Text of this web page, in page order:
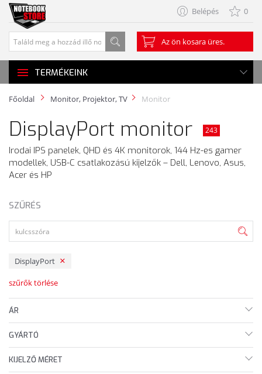
Belépés 0
Az ön kosara üres.
TERMÉKEINK
Főoldal Monitor, Projektor, TV Monitor
DisplayPort monitor 243
Irodai IPS panelek, QHD és 4K monitorok, 144 Hz-es gamer
modellek, USB-C csatlakozású kijelzők – Dell, Lenovo, Asus,
Acer és HP
SZŰRÉS
DisplayPort
szűrők törlése
ÁR
GYÁRTÓ
KIJELZŐ MÉRET